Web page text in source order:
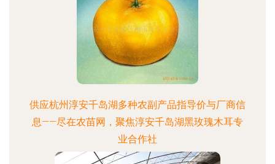
供应杭州淳安千岛湖多种农副产品指导价与厂商信
息——尽在农苗网，聚焦淳安千岛湖黑玫瑰木耳专
业合作社